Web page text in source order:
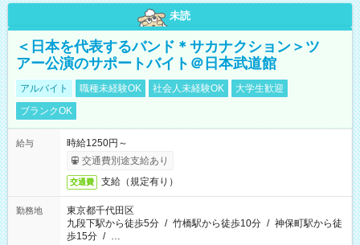
未読
＜日本を代表するバンド＊サカナクション＞ツ
アー公演のサポートバイト＠日本武道館
アルバイト 職種未経験OK 社会人未経験OK
大学生歓迎
ブランクOK
給与
時給1250円～
交通費別途支給あり
交通費 支給（規定有り）
勤務地
東京都千代田区
九段下駅から徒歩5分 / 竹橋駅から徒歩10分 / 神保町駅から徒
歩15分 / …